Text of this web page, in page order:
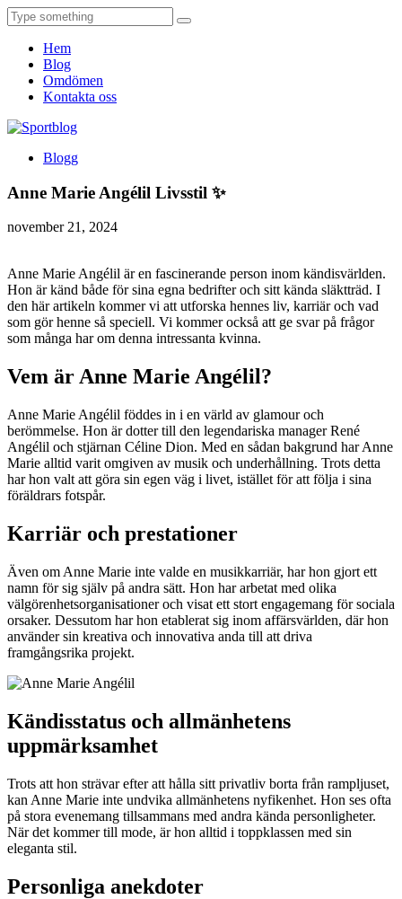
Hem
Blog
Omdömen
Kontakta oss
Blogg
Anne Marie Angélil Livsstil ✨
november 21, 2024
Anne Marie Angélil är en fascinerande person inom kändisvärlden.
Hon är känd både för sina egna bedrifter och sitt kända släktträd. I
den här artikeln kommer vi att utforska hennes liv, karriär och vad
som gör henne så speciell. Vi kommer också att ge svar på frågor
som många har om denna intressanta kvinna.
Vem är Anne Marie Angélil?
Anne Marie Angélil föddes in i en värld av glamour och
berömmelse. Hon är dotter till den legendariska manager René
Angélil och stjärnan Céline Dion. Med en sådan bakgrund har Anne
Marie alltid varit omgiven av musik och underhållning. Trots detta
har hon valt att göra sin egen väg i livet, istället för att följa i sina
föräldrars fotspår.
Karriär och prestationer
Även om Anne Marie inte valde en musikkarriär, har hon gjort ett
namn för sig själv på andra sätt. Hon har arbetat med olika
välgörenhetsorganisationer och visat ett stort engagemang för sociala
orsaker. Dessutom har hon etablerat sig inom affärsvärlden, där hon
använder sin kreativa och innovativa anda till att driva
framgångsrika projekt.
Kändisstatus och allmänhetens
uppmärksamhet
Trots att hon strävar efter att hålla sitt privatliv borta från rampljuset,
kan Anne Marie inte undvika allmänhetens nyfikenhet. Hon ses ofta
på stora evenemang tillsammans med andra kända personligheter.
När det kommer till mode, är hon alltid i toppklassen med sin
eleganta stil.
Personliga anekdoter